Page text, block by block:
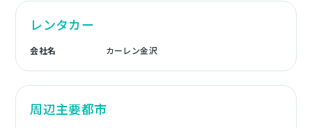
レンタカー
会社名 カーレン金沢
周辺主要都市